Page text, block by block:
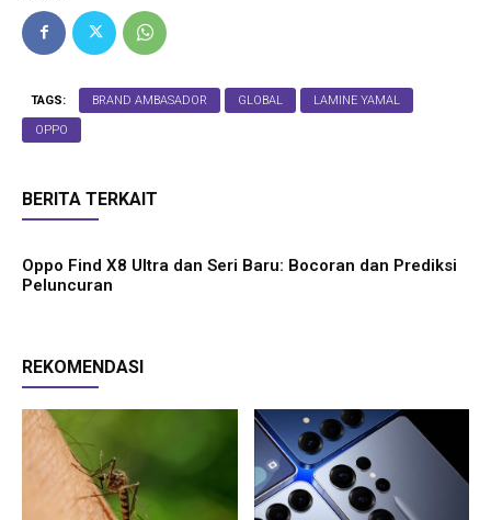
TAGS: BRAND AMBASADOR GLOBAL LAMINE YAMAL
OPPO
BERITA TERKAIT
Oppo Find X8 Ultra dan Seri Baru: Bocoran dan Prediksi
Peluncuran
REKOMENDASI